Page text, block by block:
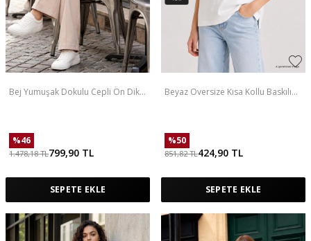
Bej Yumuşak Dokulu Cepli Ön Dikiş
%46
1.478,18TL799,90 TL
SEPETE EKLE
Beyaz Oversize Kısa Kollu Baskılı
%50
851,82TL424,90 TL
SEPETE EKLE